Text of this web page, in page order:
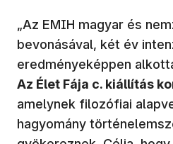
„Az EMIH magyar és
bevonásával, két év
eredményeképpen
Az Élet Fája c. kiállítás
amelynek filozófiai
hagyomány